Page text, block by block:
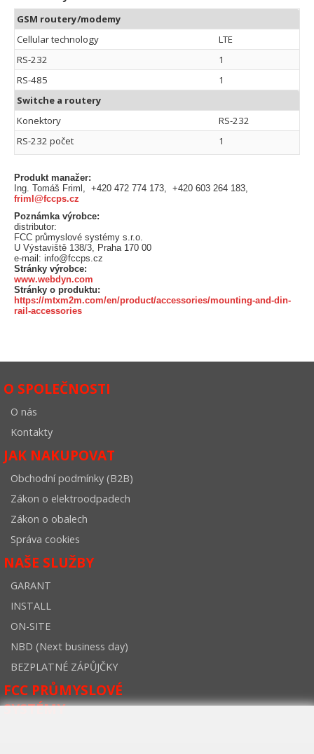
GSM routery/modemy
Cellular technology
LTE
RS-232
1
RS-485
1
Switche a routery
Konektory
RS-232
RS-232 počet
1
Produkt manažer:
Ing. Tomáš Friml, +420 472 774 173, +420 603 264 183,
friml@fccps.cz
Poznámka výrobce:
distributor:
FCC průmyslové systémy s.r.o.
U Výstaviště 138/3, Praha 170 00
e-mail: info@fccps.cz
Stránky výrobce:
www.webdyn.com
Stránky o produktu:
https://mtxm2m.com/en/product/accessories/mounting-and-din-
rail-accessories
O SPOLEČNOSTI
O nás
Kontakty
JAK NAKUPOVAT
Obchodní podmínky (B2B)
Zákon o elektroodpadech
Zákon o obalech
Správa cookies
NAŠE SLUŽBY
GARANT
INSTALL
ON-SITE
NBD (Next business day)
BEZPLATNÉ ZÁPŮJČKY
FCC PRŮMYSLOVÉ
SYSTÉMY